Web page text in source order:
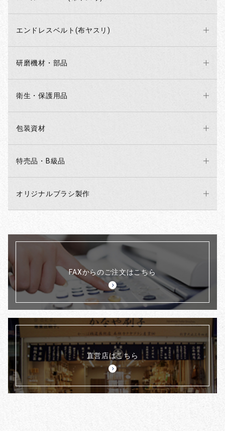
エンドレスベルト(布ヤスリ)
研磨機材・部品
衛生・保護用品
包装資材
特売品・B級品
オリジナルブラシ製作
FAXからのご注文はこちら
直営店はこちら